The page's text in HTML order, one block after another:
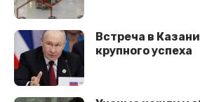
Встреча в
крупного успеха